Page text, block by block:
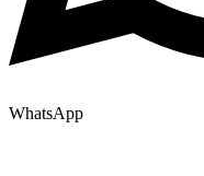
WhatsApp